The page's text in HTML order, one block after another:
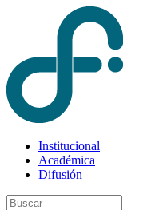
Institucional
Académica
Difusión